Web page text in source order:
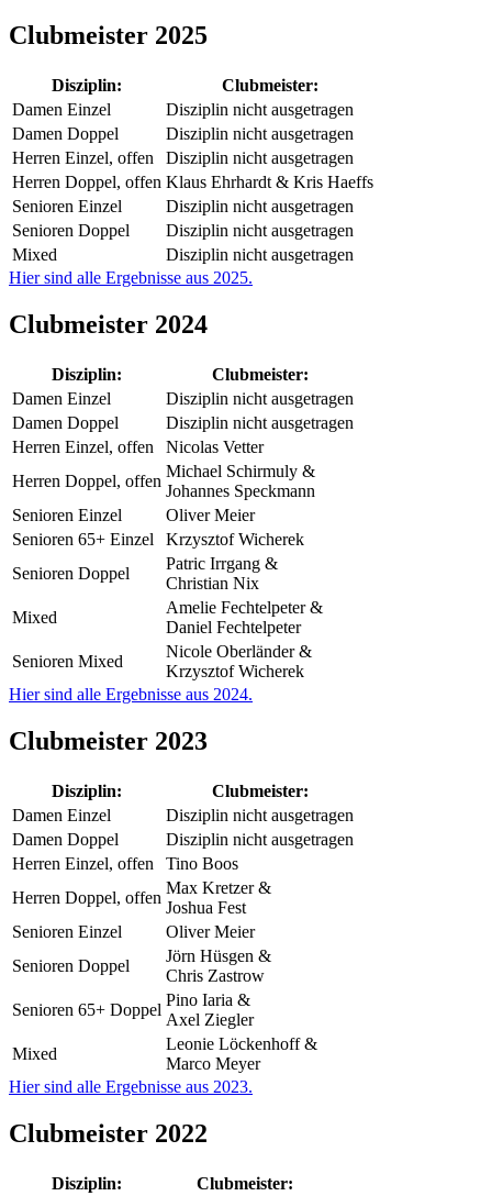
Clubmeister 2025
Disziplin:
Clubmeister:
Damen Einzel
Disziplin nicht ausgetragen
Damen Doppel
Disziplin nicht ausgetragen
Herren Einzel, offen
Disziplin nicht ausgetragen
Herren Doppel, offen Klaus Ehrhardt & Kris Haeffs
Senioren Einzel
Disziplin nicht ausgetragen
Senioren Doppel
Disziplin nicht ausgetragen
Mixed
Disziplin nicht ausgetragen
Hier sind alle Ergebnisse aus 2025.
Clubmeister 2024
Disziplin:
Clubmeister:
Damen Einzel
Disziplin nicht ausgetragen
Damen Doppel
Disziplin nicht ausgetragen
Herren Einzel, offen
Nicolas Vetter
Herren Doppel, offen
Michael Schirmuly &
Johannes Speckmann
Senioren Einzel
Oliver Meier
Senioren 65+ Einzel
Krzysztof Wicherek
Senioren Doppel
Patric Irrgang &
Christian Nix
Mixed
Amelie Fechtelpeter &
Daniel Fechtelpeter
Senioren Mixed
Nicole Oberländer &
Krzysztof Wicherek
Hier sind alle Ergebnisse aus 2024.
Clubmeister 2023
Disziplin:
Clubmeister:
Damen Einzel
Disziplin nicht ausgetragen
Damen Doppel
Disziplin nicht ausgetragen
Herren Einzel, offen
Tino Boos
Herren Doppel, offen
Max Kretzer &
Joshua Fest
Senioren Einzel
Oliver Meier
Senioren Doppel
Jörn Hüsgen &
Chris Zastrow
Senioren 65+ Doppel
Pino Iaria &
Axel Ziegler
Mixed
Leonie Löckenhoff &
Marco Meyer
Hier sind alle Ergebnisse aus 2023.
Clubmeister 2022
Disziplin:
Clubmeister: